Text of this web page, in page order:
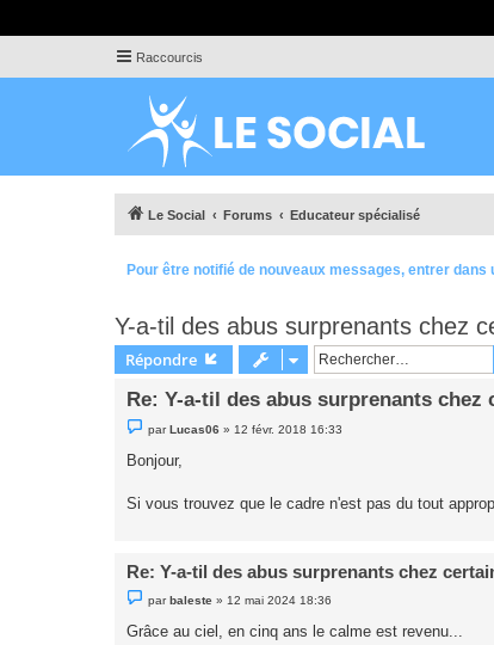
Raccourcis
Le Social Forums Educateur spécialisé
Pour être notifié de nouveaux messages, entrer
Y-a-til des abus surprenants chez
Répondre
Re: Y-a-til des abus surprenants chez
e
s
e
l
u
parLucas06 » 12 févr. 2018 16:33
Bonjour,
Si vous trouvez que le cadre n'est pas du tout
Re: Y-a-til des abus surprenants chez
e
s
s
parbaleste » 12 mai 2024 18:36
Grâce au ciel, en cinq ans le calme est revenu...